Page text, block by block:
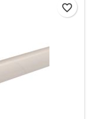
favorite_border